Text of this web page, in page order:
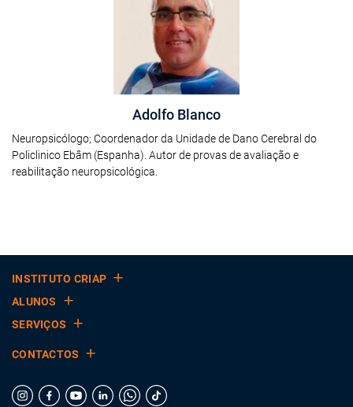
Adolfo Blanco
Neuropsicólogo; Coordenador da Unidade de Dano Cerebral do
Policlinico Ebâm (Espanha). Autor de provas de avaliação e
reabilitação neuropsicológica.
INSTITUTO CRIAP
ALUNOS
SERVIÇOS
CONTACTOS